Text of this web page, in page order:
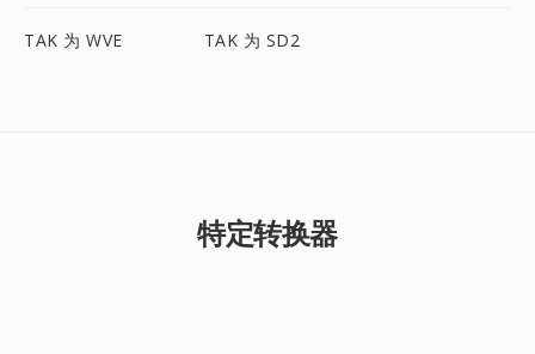
TAK 为 WVE TAK 为 SD2
特定转换器